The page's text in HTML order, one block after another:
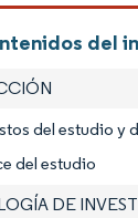
del
del estudio y
del estudio
DE